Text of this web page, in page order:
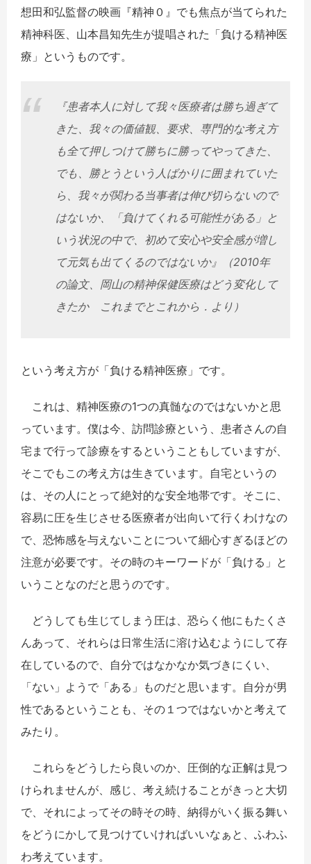
想田和弘監督の映画『精神０』でも焦点が当てられた
精神科医、山本昌知先生が提唱された「負ける精神医
療」というものです。
『患者本人に対して我々医療者は勝ち過ぎて
きた、我々の価値観、要求、専門的な考え方
も全て押しつけて勝ちに勝ってやってきた、
でも、勝とうという人ばかりに囲まれていた
ら、我々が関わる当事者は伸び切らないので
はないか、「負けてくれる可能性がある」と
いう状況の中で、初めて安心や安全感が増し
て元気も出てくるのではないか』（2010年
の論文、岡山の精神保健医療はどう変化して
きたか これまでとこれから．より）
という考え方が「負ける精神医療」です。
これは、精神医療の1つの真髄なのではないかと思
っています。僕は今、訪問診療という、患者さんの自
宅まで行って診療をするということもしていますが、
そこでもこの考え方は生きています。自宅というの
は、その人にとって絶対的な安全地帯です。そこに、
容易に圧を生じさせる医療者が出向いて行くわけなの
で、恐怖感を与えないことについて細心すぎるほどの
注意が必要です。その時のキーワードが「負ける」と
いうことなのだと思うのです。
どうしても生じてしまう圧は、恐らく他にもたくさ
んあって、それらは日常生活に溶け込むようにして存
在しているので、自分ではなかなか気づきにくい、
「ない」ようで「ある」ものだと思います。自分が男
性であるということも、その１つではないかと考えて
みたり。
これらをどうしたら良いのか、圧倒的な正解は見つ
けられませんが、感じ、考え続けることがきっと大切
で、それによってその時その時、納得がいく振る舞い
をどうにかして見つけていければいいなぁと、ふわふ
わ考えています。